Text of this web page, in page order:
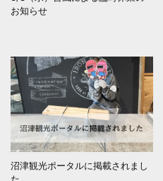
お知らせ
沼津観光ポータルに掲載されまし
た